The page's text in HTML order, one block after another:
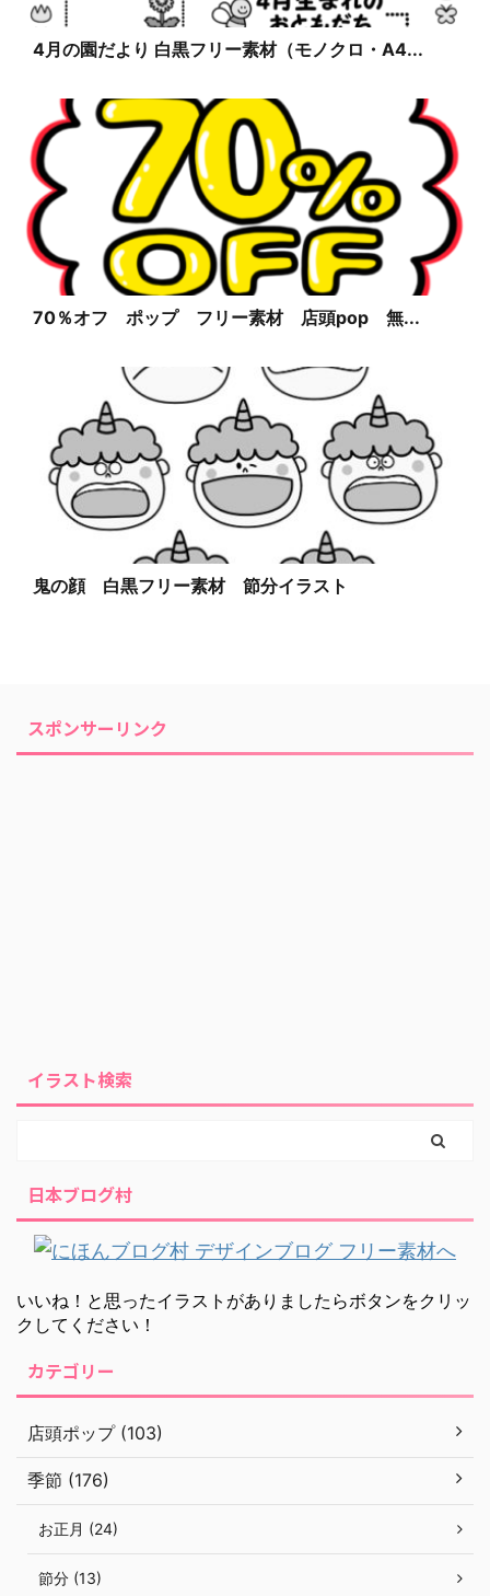
4月の園だより 白黒フリー素材（モノクロ・A4...
70％オフ ポップ フリー素材 店頭pop 無...
鬼の顔 白黒フリー素材 節分イラスト
スポンサーリンク
イラスト検索
日本ブログ村
いいね！と思ったイラストがありましたらボタンをクリッ
クしてください！
カテゴリー
店頭ポップ (103)
季節 (176)
お正月 (24)
節分 (13)